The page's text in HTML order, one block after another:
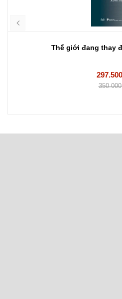
Thế giới đang thay